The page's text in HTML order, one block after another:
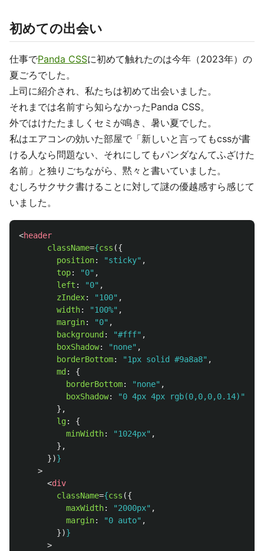
初めての出会い
仕事でPanda CSSに初めて触れたのは今年（2023年）の
夏ごろでした。
上司に紹介され、私たちは初めて出会いました。
それまでは名前すら知らなかったPanda CSS。
外ではけたたましくセミが鳴き、暑い夏でした。
私はエアコンの効いた部屋で「新しいと言ってもcssが書
ける人なら問題ない、それにしてもパンダなんてふざけた
名前」と独りごちながら、黙々と書いていました。
むしろサクサク書けることに対して謎の優越感すら感じて
いました。
<header
className={css ({
position: "sticky" ,
top: "0" ,
left : "0" ,
zIndex: "100" ,
width: "100%" ,
margin: "0" ,
background : "#fff" ,
boxShadow: "none" ,
borderBottom: "1px solid #9a8a8" ,
md :
{
borderBottom: "none" ,
boxShadow: "0 4px 4px rgb(0,0,0,0.14) "
},
lg:
{
minWidth: "1024px" ,
},
})}
>
<div
className={css ({
maxWidth: "2000px" ,
margin: "0 auto" ,
})}
>